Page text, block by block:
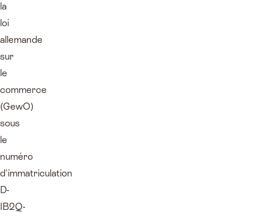
la
loi
allemande
sur
le
commerce
(GewO)
sous
le
numéro
d'immatriculation
D-
IB2Q-